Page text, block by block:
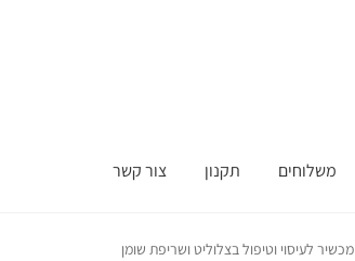
משלוחים תקנון צור קשר
מכשיר לעיסוי וטיפול בצלוליט ושריפת שומן